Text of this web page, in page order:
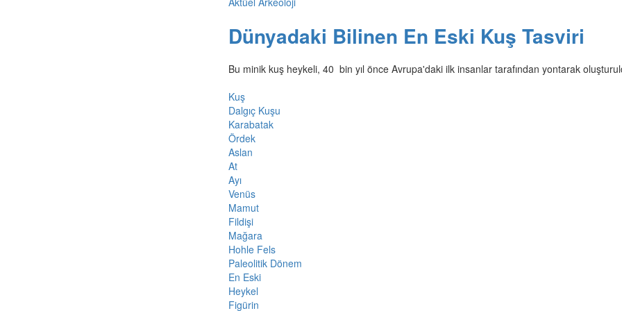
Dünyadaki Bilinen En Eski Kuş Tasviri
Bu minik kuş heykeli, 40 bin yıl önce Avrupa'daki ilk insanlar tarafından yontarak
Kuş
Dalgıç Kuşu
Karabatak
Ördek
Aslan
At
Ayı
Venüs
Mamut
Fildişi
Mağara
Hohle Fels
Paleolitik Dönem
En Eski
Heykel
Figürin